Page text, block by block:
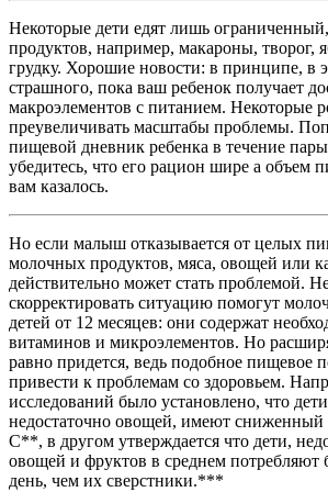
Некоторые дети едят лишь
продуктов, например, макароны, творог,
грудку. Хорошие новости: в принципе, в
страшного, пока ваш ребенок получает
макроэлементов с питанием. Некоторые
преувеличивать масштабы проблемы.
пищевой дневник ребенка в течение
убедитесь, что его рацион шире а объем
вам казалось.
Но если малыш отказывается от целых
молочных продуктов, мяса, овощей или
действительно может стать проблемой.
скорректировать ситуацию помогут
детей от 12 месяцев: они содержат
витаминов и микроэлементов. Но
равно придется, ведь подобное пищевое
привести к проблемам со здоровьем.
исследований было установлено, что
недостаточно овощей, имеют сниженный
С**, в другом утверждается что дети,
овощей и фруктов в среднем потребляют
день, чем их сверстники.***